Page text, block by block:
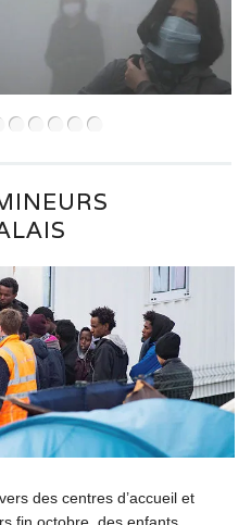
•••••
des centres d’accueil et